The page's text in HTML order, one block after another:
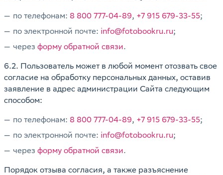
по телефонам: 8 800 777-04-89, +7 915 679-33-55;
по электронной почте: info@fotobookru.ru;
через форму обратной связи.
6.2. Пользователь может в любой момент отозвать свое
согласие на обработку персональных данных, оставив
заявление в адрес администрации Cайта следующим
способом:
по телефонам: 8 800 777-04-89, +7 915 679-33-55;
по электронной почте: info@fotobookru.ru;
через форму обратной связи.
Порядок отзыва согласия, а также разъяснение